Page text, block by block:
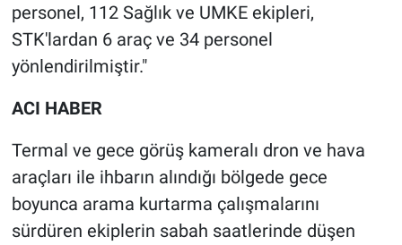
personel, 112 Sağlık ve UMKE ekipleri,
STK'lardan 6 araç ve 34 personel
yönlendirilmiştir."
ACI HABER
Termal ve gece görüş kameralı dron ve hava
araçları ile ihbarın alındığı bölgede gece
boyunca arama kurtarma çalışmalarını
sürdüren ekiplerin sabah saatlerinde düşen